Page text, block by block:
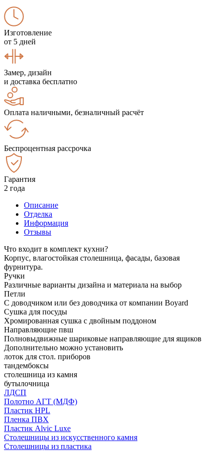
Изготовление
от 5 дней
Замер, дизайн
и доставка бесплатно
Оплата наличными, безналичный расчёт
Беспроцентная рассрочка
Гарантия
2 года
Описание
Отделка
Информация
Отзывы
Что входит в комплект кухни?
Корпус, влагостойкая столешница, фасады, базовая
фурнитура.
Ручки
Различные варианты дизайна и материала на выбор
Петли
С доводчиком или без доводчика от компании Boyard
Сушка для посуды
Хромированная сушка с двойным поддоном
Направляющие пвш
Полновыдвижные шариковые направляющие для ящиков
Дополнительно можно установить
лоток для стол. приборов
тандембоксы
столешница из камня
бутылочница
ЛДСП
Полотно АГТ (МДФ)
Пластик HPL
Пленка ПВХ
Пластик Alvic Luxe
Столешницы из искусственного камня
Столешницы из пластика